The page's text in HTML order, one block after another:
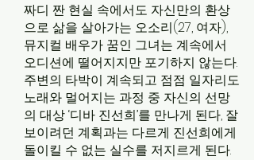
짜디 짠 현실 속에서도 자신만의 환상
으로 삶을 살아가는 오소리(27, 여자),
뮤지컬 배우가 꿈인 그녀는 계속에서
오디션에 떨어지지만 포기하지 않는다.
주변의 타박이 계속되고 점점 일자리도
노래와 멀어지는 과정 중 자신의 선망
의 대상 ‘디바 진선희’를 만나게 된다, 잘
보이려던 계획과는 다르게 진선희에게
돌이킬 수 없는 실수를 저지르게 된다.